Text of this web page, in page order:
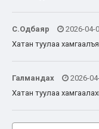
С.Одбаяр 2026-04-
Хатан туулаа хамгаалъя
Галмандах 2026-
Хатан туулаа